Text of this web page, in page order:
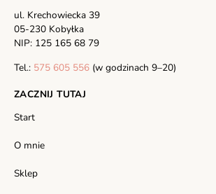
ul. Krechowiecka 39
05-230 Kobyłka
NIP: 125 165 68 79
Tel.: 575 605 556 (w godzinach 9–20)
ZACZNIJ TUTAJ
Start
O mnie
Sklep